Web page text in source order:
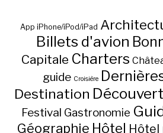
App iPhone/iPod/iPad
Billets d'avion
Capitale Charters
guide Croisière
Destination
Festival Gastronomie
Géographie Hôtel Hôtel